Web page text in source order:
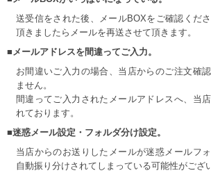
送受信をされた後、メールBOXをご確認くだ
頂きましたらメールを再送させて頂きます。
■メールアドレスを間違ってご入力。
お間違いご入力の場合、当店からのご注文確
ません。
間違ってご入力されたメールアドレスへ、当
れております。
■迷惑メール設定・フォルダ分け設定。
当店からのお送りしたメールが迷惑メールフ
自動振り分けされてしまっている可能性がござ